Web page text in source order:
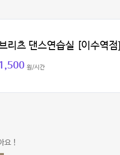
리츠 댄스연습실 [이수역점]
1,500 원/시간
요 !